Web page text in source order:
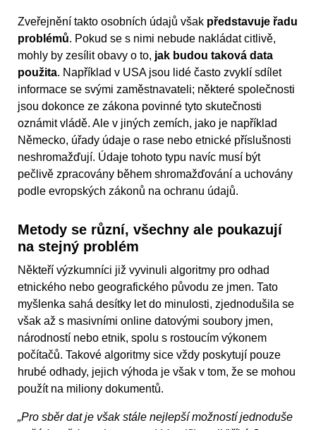
Zveřejnění takto osobních údajů však představuje řadu
problémů. Pokud se s nimi nebude nakládat citlivě,
mohly by zesílit obavy o to, jak budou taková data
použita. Například v USA jsou lidé často zvyklí sdílet
informace se svými zaměstnavateli; některé společnosti
jsou dokonce ze zákona povinné tyto skutečnosti
oznámit vládě. Ale v jiných zemích, jako je například
Německo, úřady údaje o rase nebo etnické příslušnosti
neshromažďují. Údaje tohoto typu navíc musí být
pečlivě zpracovány během shromažďování a uchovány
podle evropských zákonů na ochranu údajů.
Metody se různí, všechny ale poukazují
na stejný problém
Někteří výzkumníci již vyvinuli algoritmy pro odhad
etnického nebo geografického původu ze jmen. Tato
myšlenka sahá desítky let do minulosti, zjednodušila se
však až s masivními online datovými soubory jmen,
národností nebo etnik, spolu s rostoucím výkonem
počítačů. Takové algoritmy sice vždy poskytují pouze
hrubé odhady, jejich výhoda je však v tom, že se mohou
použít na miliony dokumentů.
„Pro sběr dat je však stále nejlepší možností jednoduše